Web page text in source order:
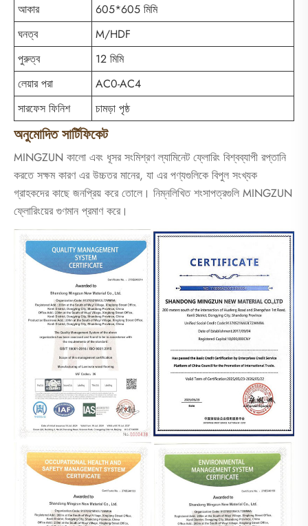
আকার
605*605 মিমি
ঘনত্ব
M/HDF
পুরুত্ব
12 মিমি
লেয়ার পরা
AC0-AC4
সারফেস ফিনিশ
চামড়া পৃষ্ঠ
অনুমোদিত সার্টিফিকেট
MINGZUN কালো এবং ধূসর সংমিশ্রণ ল্যামিনেট ফ্লোরিং বিশ্বব্যাপী রপ্তানি
করতে সক্ষম কারণ এর উচ্চতর মানের, যা এর পণ্যগুলিকে বিপুল সংখ্যক
গ্রাহকদের কাছে জনপ্রিয় করে তোলে। নিম্নলিখিত শংসাপত্রগুলি MINGZUN
ফ্লোরিংয়ের গুণমান প্রমাণ করে।